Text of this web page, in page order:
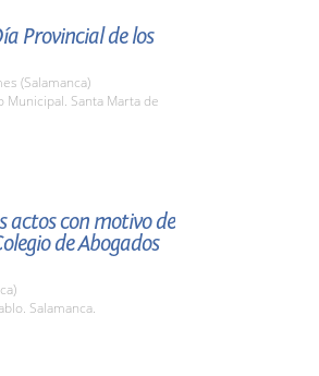
Provincial de los
(Salamanca)
Municipal. Santa Marta de
actos con motivo de
de Abogados
Salamanca.